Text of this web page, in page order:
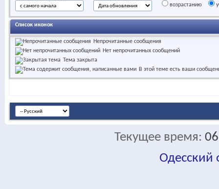
возрастанию
Список иконок
Непрочитанные сообщения
Нет непрочитанных сообщений
Тема закрыта
В этой теме есть ваши
Текущее время:
Одесский